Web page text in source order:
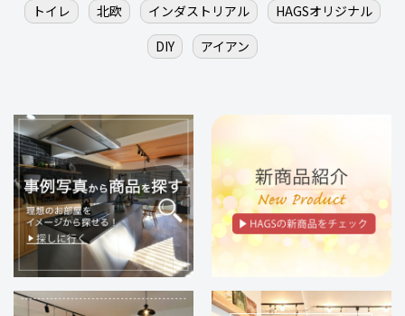
トイレ
北欧 インダストリアル
HAGSオリジナル
DIY
アイアン